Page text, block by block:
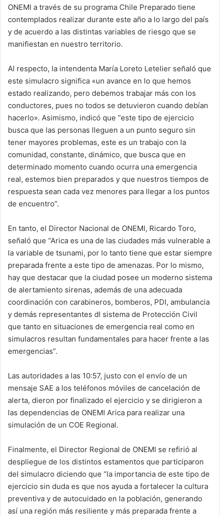
ONEMI a través de su programa Chile Preparado tiene
contemplados realizar durante este año a lo largo del país
y de acuerdo a las distintas variables de riesgo que se
manifiestan en nuestro territorio.
Al respecto, la intendenta María Loreto Letelier señaló que
este simulacro significa «un avance en lo que hemos
estado realizando, pero debemos trabajar más con los
conductores, pues no todos se detuvieron cuando debían
hacerlo». Asimismo, indicó que “este tipo de ejercicio
busca que las personas lleguen a un punto seguro sin
tener mayores problemas, este es un trabajo con la
comunidad, constante, dinámico, que busca que en
determinado momento cuando ocurra una emergencia
real, estemos bien preparados y que nuestros tiempos de
respuesta sean cada vez menores para llegar a los puntos
de encuentro”.
En tanto, el Director Nacional de ONEMI, Ricardo Toro,
señaló que “Arica es una de las ciudades más vulnerable a
la variable de tsunami, por lo tanto tiene que estar siempre
preparada frente a este tipo de amenazas. Por lo mismo,
hay que destacar que la ciudad posee un moderno sistema
de alertamiento sirenas, además de una adecuada
coordinación con carabineros, bomberos, PDI, ambulancia
y demás representantes dl sistema de Protección Civil
que tanto en situaciones de emergencia real como en
simulacros resultan fundamentales para hacer frente a las
emergencias”.
Las autoridades a las 10:57, justo con el envío de un
mensaje SAE a los teléfonos móviles de cancelación de
alerta, dieron por finalizado el ejercicio y se dirigieron a
las dependencias de ONEMI Arica para realizar una
simulación de un COE Regional.
Finalmente, el Director Regional de ONEMI se refirió al
despliegue de los distintos estamentos que participaron
del simulacro diciendo que “la importancia de este tipo de
ejercicio sin duda es que nos ayuda a fortalecer la cultura
preventiva y de autocuidado en la población, generando
así una región más resiliente y más preparada frente a